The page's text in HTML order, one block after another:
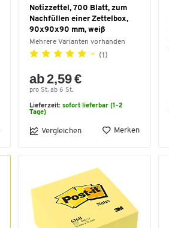
Notizzettel, 700 Blatt, zum
Nachfüllen einer Zettelbox,
90x90x90 mm, weiß
Mehrere Varianten vorhanden
(1)
ab 2,59 €
pro St. ab 6 St.
Lieferzeit: sofort lieferbar (1-2
Tage)
Vergleichen Merken